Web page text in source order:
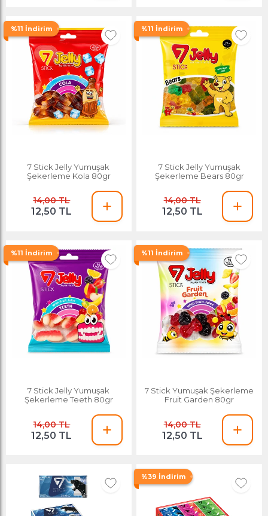
%11 İndirim
7 Stick Jelly Yumuşak
Şekerleme Kola 80gr
14,00 TL
12,50 TL
%11 İndirim
7 Stick Jelly Yumuşak
Şekerleme Bears 80gr
14,00 TL
12,50 TL
%11 İndirim
7 Stick Jelly Yumuşak
Şekerleme Teeth 80gr
14,00 TL
12,50 TL
%11 İndirim
7 Stick Yumuşak Şekerleme
Fruit Garden 80gr
14,00 TL
12,50 TL
%39 İndirim